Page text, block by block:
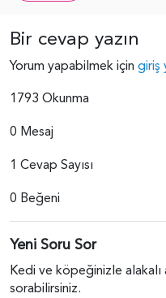
Bir cevap yazın
Yorum yapabilmek için giriş
1793 Okunma
0 Mesaj
1 Cevap Sayısı
0 Beğeni
Yeni Soru Sor
Kedi ve köpeğinizle alakalı
sorabilirsiniz.